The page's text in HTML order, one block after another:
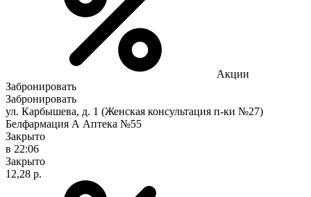
Акции
Забронировать
Забронировать
ул. Карбышева, д. 1 (Женская консультация п-ки №27)
Белфармация А Аптека №55
Закрыто
в 22:06
Закрыто
12,28 р.